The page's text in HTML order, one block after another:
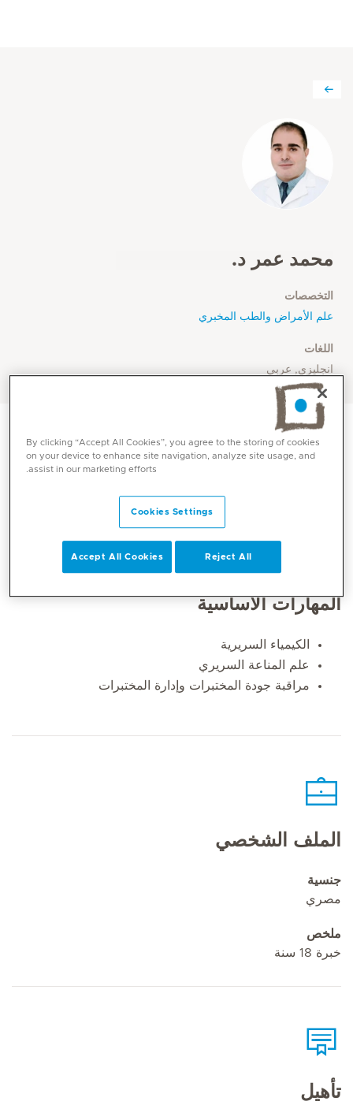
محمد عمر د.
التخصصات
علم الأمراض والطب المخبري
اللغات
انجليزي, عربي
المهارات الأساسية
الكيمياء السريرية
علم المناعة السريري
مراقبة جودة المختبرات وإدارة المختبرات
الملف الشخصي
جنسية
مصري
ملخص
خبرة 18 سنة
تأهيل
By clicking “Accept All Cookies”, you agree to the storing of cookies
on your device to enhance site navigation, analyze site usage, and
assist in our marketing efforts.
Cookies Settings
Reject All
Accept All Cookies